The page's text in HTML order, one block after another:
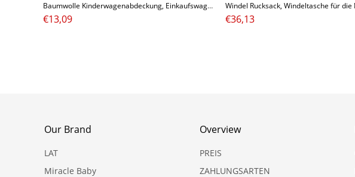
Baumwolle Kinderwagenabdeckung, Einkaufswagenabdeckung, Stilltuch, Babypflege-Tuch
€13,09 €36,13
Our Brand
LAT
Miracle Baby
Overview
PREIS
ZAHLUNGSARTEN